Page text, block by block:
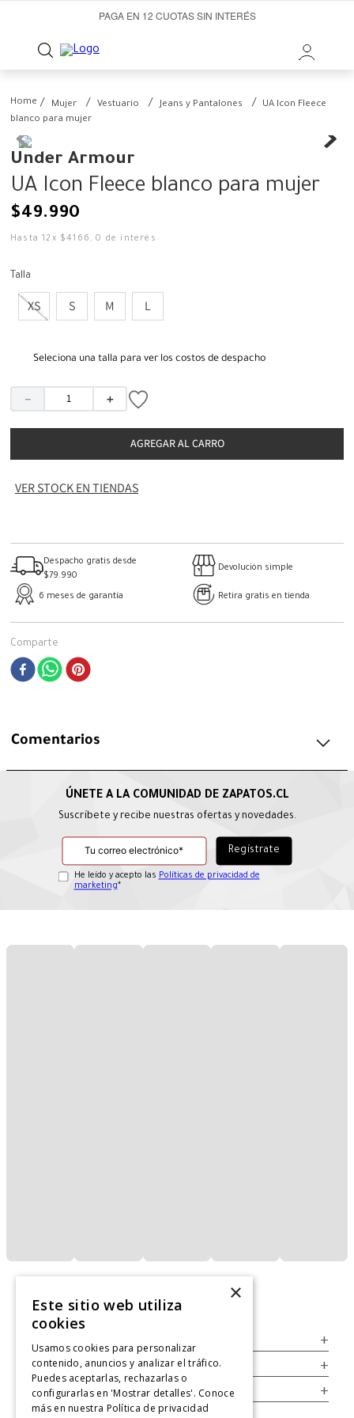
PAGA EN 12 CUOTAS SIN INTERÉS
Mujer Vestuario Jeans y Pantalones
UA Icon Fleece
blanco para mujer
Under Armour
UA Icon Fleece blanco para mujer
$49.990
Hasta12 x $4166 ,0 de interés
Talla
XS S M L
Seleciona una talla para ver los costos de despacho
＋
－
AGREGAR AL CARRO
VER STOCK EN TIENDAS
Despacho gratis desde
$79.990
Devolución simple
6 meses de garantía Retira gratis en tienda
Comparte
Comentarios
Suscríbete y recibe nuestras ofertas y novedades.
He leído y acepto las Políticas de privacidad de
marketing*
+
Legal +
Cuenta +
×
Este sitio web utiliza
cookies
Usamos cookies para personalizar
contenido, anuncios y analizar el tráfico.
Puedes aceptarlas, rechazarlas o
configurarlas en 'Mostrar detalles'. Conoce
más en nuestra Política de privacidad